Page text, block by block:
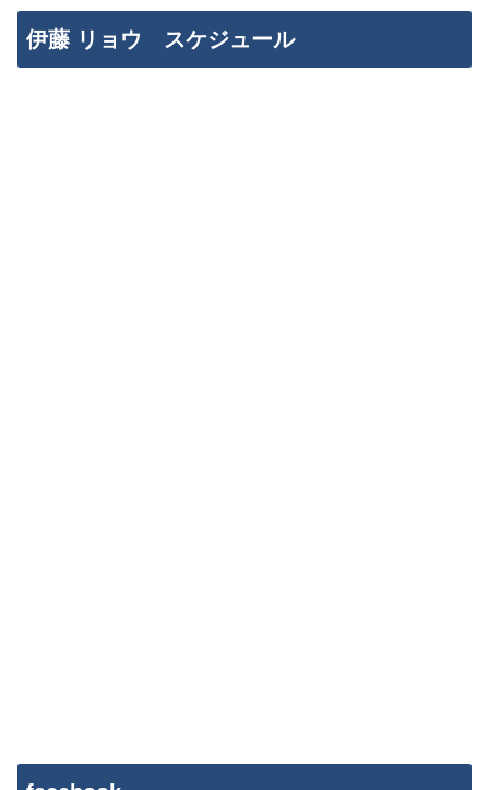
伊藤 リョウ スケジュール